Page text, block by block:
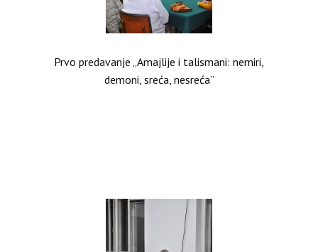
Prvo predavanje „Amajlije i talismani: nemiri,
demoni, sreća, nesreća”